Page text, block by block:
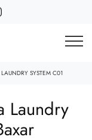
LAUNDRY SYSTEM C01
Laundry